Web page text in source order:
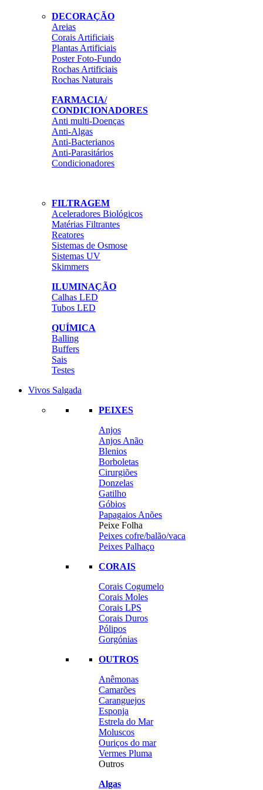
DECORAÇÃO
Areias
Corais Artificiais
Plantas Artificiais
Poster Foto-Fundo
Rochas Artificiais
Rochas Naturais
FARMACIA/
CONDICIONADORES
Anti multi-Doenças
Anti-Algas
Anti-Bacterianos
Anti-Parasitários
Condicionadores
FILTRAGEM
Aceleradores Biológicos
Matérias Filtrantes
Reatores
Sistemas de Osmose
Sistemas UV
Skimmers
ILUMINAÇÃO
Calhas LED
Tubos LED
QUÍMICA
Balling
Buffers
Sais
Testes
Vivos Salgada
PEIXES
Anjos
Anjos Anão
Blenios
Borboletas
Cirurgiões
Donzelas
Gatilho
Góbios
Papagaios Anões
Peixe Folha
Peixes cofre/balão/vaca
Peixes Palhaço
CORAIS
Corais Cogumelo
Corais Moles
Corais LPS
Corais Duros
Pólipos
Gorgónias
OUTROS
Anêmonas
Camarões
Caranguejos
Esponja
Estrela do Mar
Moluscos
Ouriços do mar
Vermes Pluma
Outros
Algas